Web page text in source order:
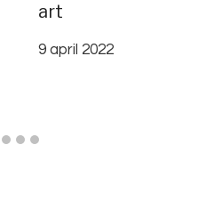
art
9 april 2022